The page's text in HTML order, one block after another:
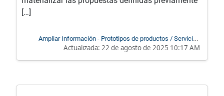
[…]
Ampliar Información - Prototipos de productos / Servicios
especializados TI 4.0
Actualizada: 22 de agosto de 2025 10:17 AM